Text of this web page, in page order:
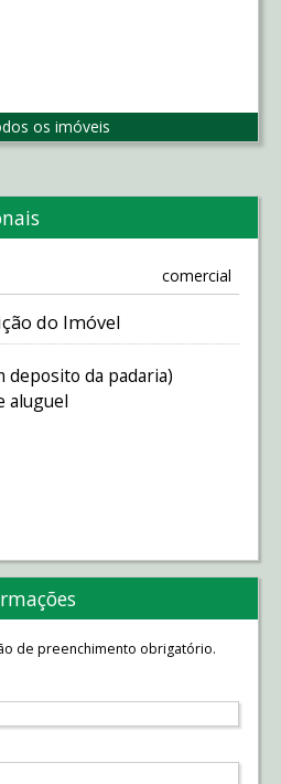
os imóveis
comercial
do Imóvel
deposito da padaria)
aluguel
de preenchimento obrigatório.